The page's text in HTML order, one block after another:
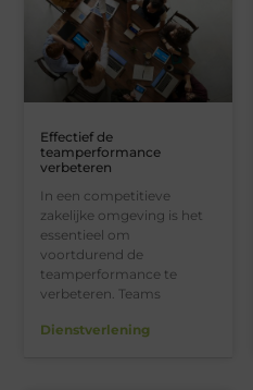
Effectief de
teamperformance
verbeteren
In een competitieve
zakelijke omgeving is het
essentieel om
voortdurend de
teamperformance te
verbeteren. Teams
Dienstverlening